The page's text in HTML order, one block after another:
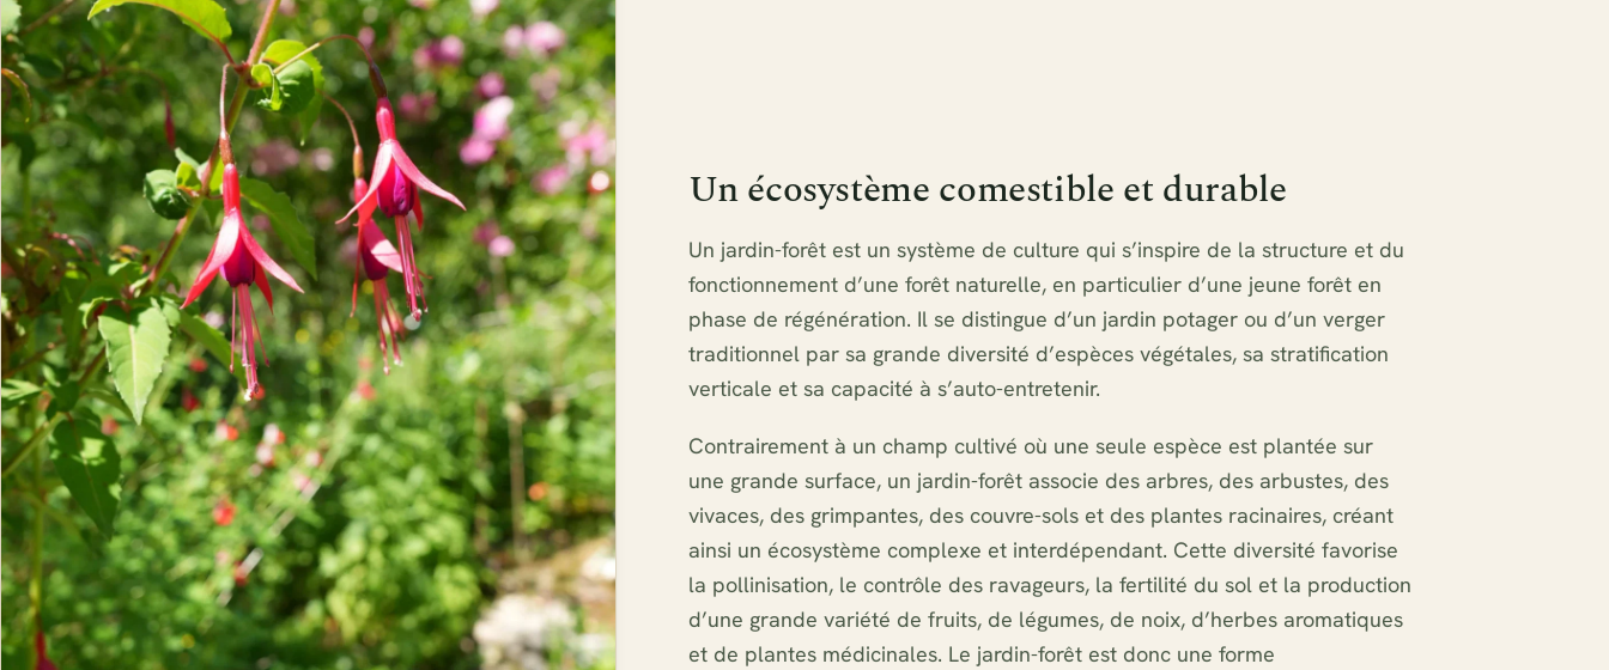
Un écosystème comestible et durable
Un jardin-forêt est un système de culture qui s’inspire de la structure et du
fonctionnement d’une forêt naturelle, en particulier d’une jeune forêt en
phase de régénération. Il se distingue d’un jardin potager ou d’un verger
traditionnel par sa grande diversité d’espèces végétales, sa stratification
verticale et sa capacité à s’auto-entretenir.
Contrairement à un champ cultivé où une seule espèce est plantée sur
une grande surface, un jardin-forêt associe des arbres, des arbustes, des
vivaces, des grimpantes, des couvre-sols et des plantes racinaires, créant
ainsi un écosystème complexe et interdépendant. Cette diversité favorise
la pollinisation, le contrôle des ravageurs, la fertilité du sol et la production
d’une grande variété de fruits, de légumes, de noix, d’herbes aromatiques
et de plantes médicinales. Le jardin-forêt est donc une forme